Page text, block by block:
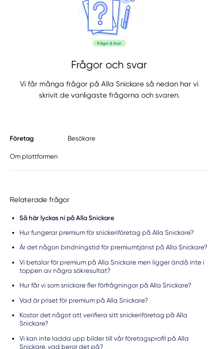
Frågor och svar
Vi får många frågor på Alla Snickare så nedan har vi
skrivit de vanligaste frågorna och svaren.
Företag Besökare
Om plattformen
Relaterade frågor
Så här lyckas ni på Alla Snickare
Hur fungerar premium för snickeriföretag på Alla Snickare?
Är det någon bindningstid för premiumtjänst på Alla Snickare?
Vi betalar för premium på Alla Snickare men ligger ändå inte i
toppen av några sökresultat?
Hur får vi som snickare fler förfrågningar på Alla Snickare?
Vad är priset för premium på Alla Snickare?
Kostar det något att verifiera sitt snickeriföretag på Alla
Snickare?
Vi kan inte ladda upp bilder till vår företagsprofil på Alla
Snickare, vad beror det på?